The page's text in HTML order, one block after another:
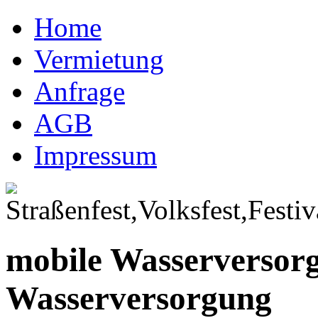
Home
Vermietung
Anfrage
AGB
Impressum
mobile
Wasserversorgung